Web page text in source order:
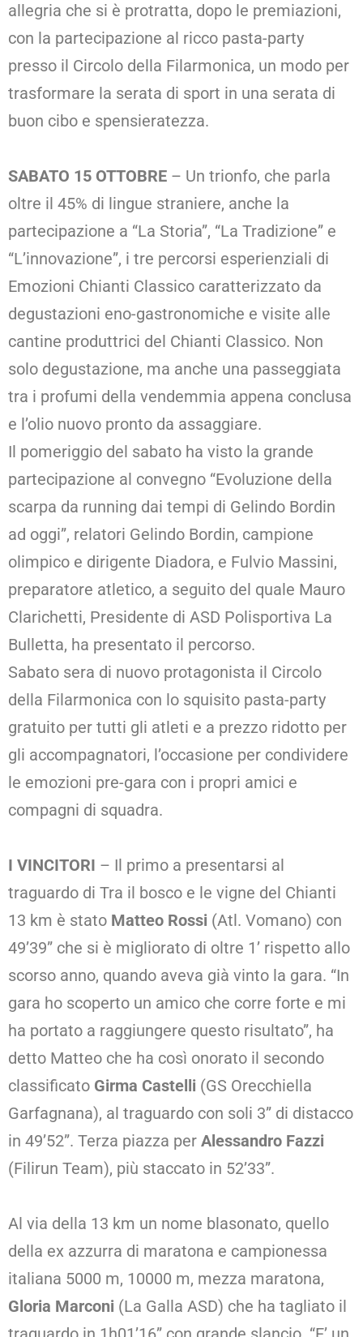
allegria che si è protratta, dopo le premiazioni,
con la partecipazione al ricco pasta-party
presso il Circolo della Filarmonica, un modo per
trasformare la serata di sport in una serata di
buon cibo e spensieratezza.
SABATO 15 OTTOBRE – Un trionfo, che parla
oltre il 45% di lingue straniere, anche la
partecipazione a “La Storia”, “La Tradizione” e
“L’innovazione”, i tre percorsi esperienziali di
Emozioni Chianti Classico caratterizzato da
degustazioni eno-gastronomiche e visite alle
cantine produttrici del Chianti Classico. Non
solo degustazione, ma anche una passeggiata
tra i profumi della vendemmia appena conclusa
e l’olio nuovo pronto da assaggiare.
Il pomeriggio del sabato ha visto la grande
partecipazione al convegno “Evoluzione della
scarpa da running dai tempi di Gelindo Bordin
ad oggi”, relatori Gelindo Bordin, campione
olimpico e dirigente Diadora, e Fulvio Massini,
preparatore atletico, a seguito del quale Mauro
Clarichetti, Presidente di ASD Polisportiva La
Bulletta, ha presentato il percorso.
Sabato sera di nuovo protagonista il Circolo
della Filarmonica con lo squisito pasta-party
gratuito per tutti gli atleti e a prezzo ridotto per
gli accompagnatori, l’occasione per condividere
le emozioni pre-gara con i propri amici e
compagni di squadra.
I VINCITORI – Il primo a presentarsi al
traguardo di Tra il bosco e le vigne del Chianti
13 km è stato Matteo Rossi (Atl. Vomano) con
49’39” che si è migliorato di oltre 1’ rispetto allo
scorso anno, quando aveva già vinto la gara. “In
gara ho scoperto un amico che corre forte e mi
ha portato a raggiungere questo risultato”, ha
detto Matteo che ha così onorato il secondo
classificato Girma Castelli (GS Orecchiella
Garfagnana), al traguardo con soli 3” di distacco
in 49’52”. Terza piazza per Alessandro Fazzi
(Filirun Team), più staccato in 52’33”.
Al via della 13 km un nome blasonato, quello
della ex azzurra di maratona e campionessa
italiana 5000 m, 10000 m, mezza maratona,
Gloria Marconi (La Galla ASD) che ha tagliato il